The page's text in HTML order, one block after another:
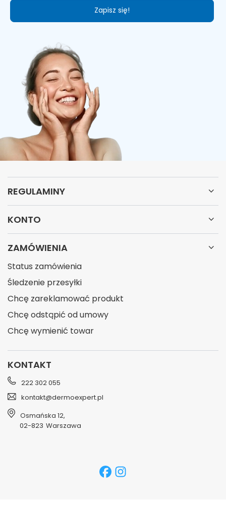
Zapisz się!
REGULAMINY
KONTO
ZAMÓWIENIA
Status zamówienia
Śledzenie przesyłki
Chcę zareklamować produkt
Chcę odstąpić od umowy
Chcę wymienić towar
KONTAKT
222 302 055
kontakt@dermoexpert.pl
Osmańska 12,
02-823 Warszawa